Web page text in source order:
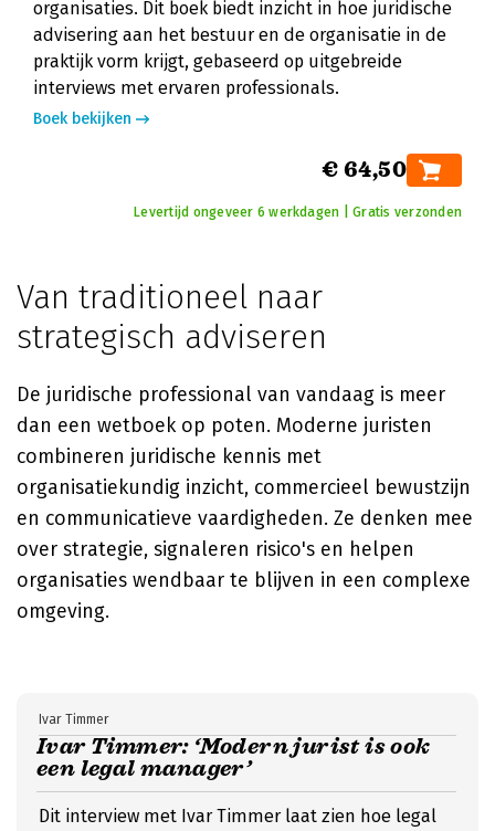
organisaties. Dit boek biedt inzicht in hoe juridische
advisering aan het bestuur en de organisatie in de
praktijk vorm krijgt, gebaseerd op uitgebreide
interviews met ervaren professionals.
Boek bekijken
€ 64,50
Levertijd ongeveer 6 werkdagen | Gratis verzonden
Van traditioneel naar
strategisch adviseren
De juridische professional van vandaag is meer
dan een wetboek op poten. Moderne juristen
combineren juridische kennis met
organisatiekundig inzicht, commercieel bewustzijn
en communicatieve vaardigheden. Ze denken mee
over strategie, signaleren risico's en helpen
organisaties wendbaar te blijven in een complexe
omgeving.
Ivar Timmer: ‘Modern jurist is ook
een legal manager’
Ivar Timmer
Dit interview met Ivar Timmer laat zien hoe legal